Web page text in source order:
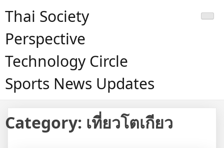
Thai Society
Perspective
Technology Circle
Sports News Updates
Category: เที่ยวโตเกียว